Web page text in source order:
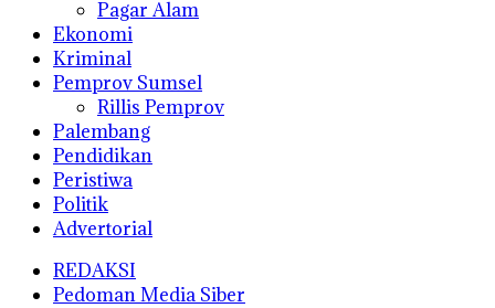
Pagar Alam
Ekonomi
Kriminal
Pemprov Sumsel
Rillis Pemprov
Palembang
Pendidikan
Peristiwa
Politik
Advertorial
REDAKSI
Pedoman Media Siber